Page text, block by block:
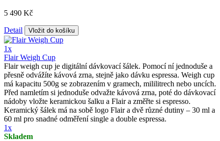
5 490 Kč
Detail Vložit do košíku
1x
Flair Weigh Cup
Flair weigh cup je digitální dávkovací šálek. Pomocí ní jednoduše a
přesně odvážíte kávová zrna, stejně jako dávku espressa. Weigh cup
má kapacitu 500g se zobrazením v gramech, mililitrech nebo uncích.
Před namletím si jednoduše odvažte kávová zrna, poté do dávkovací
nádoby vložte keramickou šalku a Flair a změřte si espresso.
Keramický šálek má na sobě logo Flair a dvě různé dutiny – 30 ml a
60 ml pro snadné odměření single a double espressa.
1x
Skladem